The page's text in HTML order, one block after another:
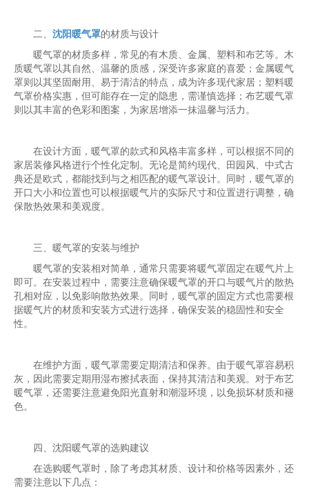
二、 沈阳暖气罩的材质与设计
暖气罩的材质多样，常见的有木质、金属、塑料和布艺等。木
质暖气罩以其自然、温馨的质感，深受许多家庭的喜爱；金属暖气
罩则以其坚固耐用、易于清洁的特点，成为许多现代家居；塑料暖
气罩价格实惠，但可能存在一定的隐患，需谨慎选择；布艺暖气罩
则以其丰富的色彩和图案，为家居增添一抹温馨与活力。
在设计方面，暖气罩的款式和风格丰富多样，可以根据不同的
家居装修风格进行个性化定制。无论是简约现代、田园风、中式古
典还是欧式，都能找到与之相匹配的暖气罩设计。同时，暖气罩的
开口大小和位置也可以根据暖气片的实际尺寸和位置进行调整，确
保散热效果和美观度。
三、暖气罩的安装与维护
暖气罩的安装相对简单，通常只需要将暖气罩固定在暖气片上
即可。在安装过程中，需要注意确保暖气罩的开口与暖气片的散热
孔相对应，以免影响散热效果。同时，暖气罩的固定方式也需要根
据暖气片的材质和安装方式进行选择，确保安装的稳固性和安全
性。
在维护方面，暖气罩需要定期清洁和保养。由于暖气罩容易积
灰，因此需要定期用湿布擦拭表面，保持其清洁和美观。对于布艺
暖气罩，还需要注意避免阳光直射和潮湿环境，以免损坏材质和褪
色。
四、沈阳暖气罩的选购建议
在选购暖气罩时，除了考虑其材质、设计和价格等因素外，还
需要注意以下几点：